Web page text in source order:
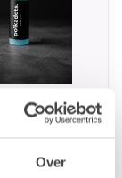
Over
100ml